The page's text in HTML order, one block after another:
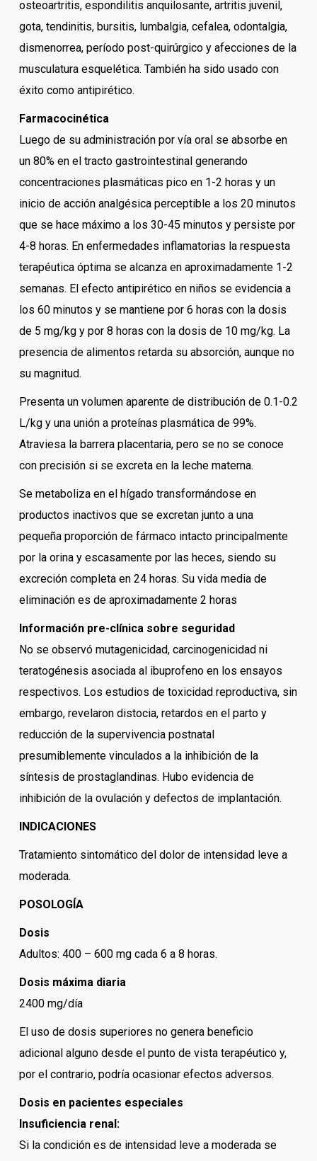
osteoartritis, espondilitis anquilosante, artritis juvenil,
gota, tendinitis, bursitis, lumbalgia, cefalea, odontalgia,
dismenorrea, período post-quirúrgico y afecciones de la
musculatura esquelética. También ha sido usado con
éxito como antipirético.
Farmacocinética
Luego de su administración por vía oral se absorbe en
un 80% en el tracto gastrointestinal generando
concentraciones plasmáticas pico en 1-2 horas y un
inicio de acción analgésica perceptible a los 20 minutos
que se hace máximo a los 30-45 minutos y persiste por
4-8 horas. En enfermedades inflamatorias la respuesta
terapéutica óptima se alcanza en aproximadamente 1-2
semanas. El efecto antipirético en niños se evidencia a
los 60 minutos y se mantiene por 6 horas con la dosis
de 5 mg/kg y por 8 horas con la dosis de 10 mg/kg. La
presencia de alimentos retarda su absorción, aunque no
su magnitud.
Presenta un volumen aparente de distribución de 0.1-0.2
L/kg y una unión a proteínas plasmática de 99%.
Atraviesa la barrera placentaria, pero se no se conoce
con precisión si se excreta en la leche materna.
Se metaboliza en el hígado transformándose en
productos inactivos que se excretan junto a una
pequeña proporción de fármaco intacto principalmente
por la orina y escasamente por las heces, siendo su
excreción completa en 24 horas. Su vida media de
eliminación es de aproximadamente 2 horas
Información pre-clínica sobre seguridad
No se observó mutagenicidad, carcinogenicidad ni
teratogénesis asociada al ibuprofeno en los ensayos
respectivos. Los estudios de toxicidad reproductiva, sin
embargo, revelaron distocia, retardos en el parto y
reducción de la supervivencia postnatal
presumiblemente vinculados a la inhibición de la
síntesis de prostaglandinas. Hubo evidencia de
inhibición de la ovulación y defectos de implantación.
INDICACIONES
Tratamiento sintomático del dolor de intensidad leve a
moderada.
POSOLOGÍA
Dosis
Adultos: 400 – 600 mg cada 6 a 8 horas.
Dosis máxima diaria
2400 mg/día
El uso de dosis superiores no genera beneficio
adicional alguno desde el punto de vista terapéutico y,
por el contrario, podría ocasionar efectos adversos.
Dosis en pacientes especiales
Insuficiencia renal:
Si la condición es de intensidad leve a moderada se